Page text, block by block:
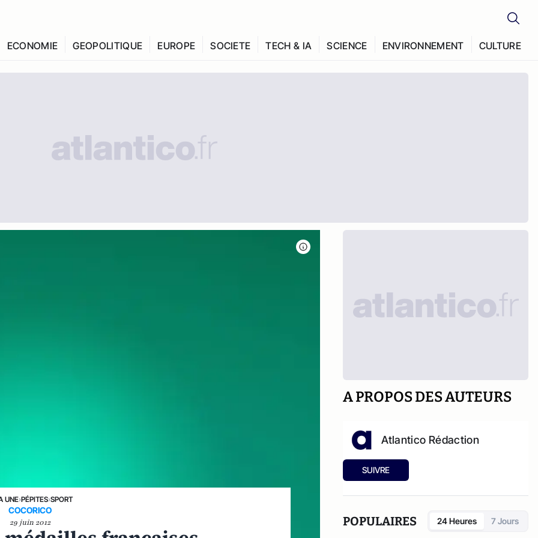
ECONOMIE GEOPOLITIQUE EUROPE SOCIETE TECH & IA SCIENCE ENVIRONNEMENT CULTURE
UNE›PÉPITES›SPORT
COCORICO
29 juin 2012
A PROPOS DES AUTEURS
Atlantico Rédaction
SUIVRE
POPULAIRES 24 Heures 7 Jours